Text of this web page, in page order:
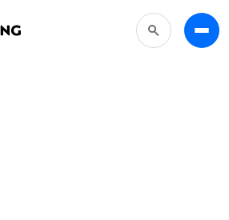
Zoeken